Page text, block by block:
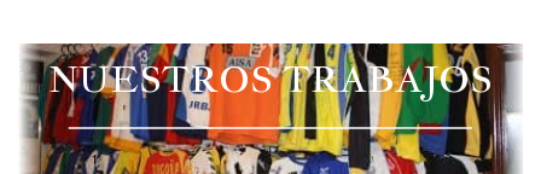
NUESTROS TRABAJOS